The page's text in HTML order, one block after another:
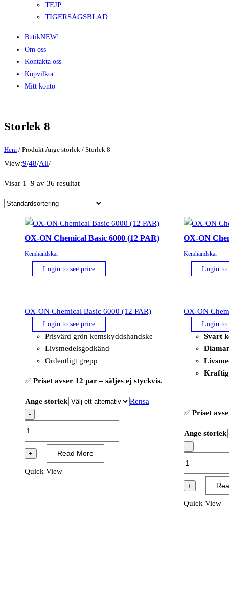
TEJP
TIGERSÅGSBLAD
ButikNEW!
Om oss
Kontakta oss
Köpvilkor
Mitt konto
Storlek 8
Hem / Produkt Ange storlek / Storlek 8
View:9/48/All/
Visar 1–9 av 36 resultat
OX-ON Chemical Basic 6000 (12 PAR)
Kemhandskar
Login to see price
OX-ON Chemical Basic 6000 (12 PAR)
Login to see price
Prisvärd grön kemskyddshandske
Livsmedelsgodkänd
Ordentligt grepp
✅ Priset avser 12 par – säljes ej styckvis.
Ange storlek Rensa
-
Chemical
6000
+ Read More
Quick View
OX-ON
Kemhandskar
Login to
OX-ON
Login to
Svart
✅Priset
Ange storlek
-
Chemical
Comfort
6300
+
Quick View